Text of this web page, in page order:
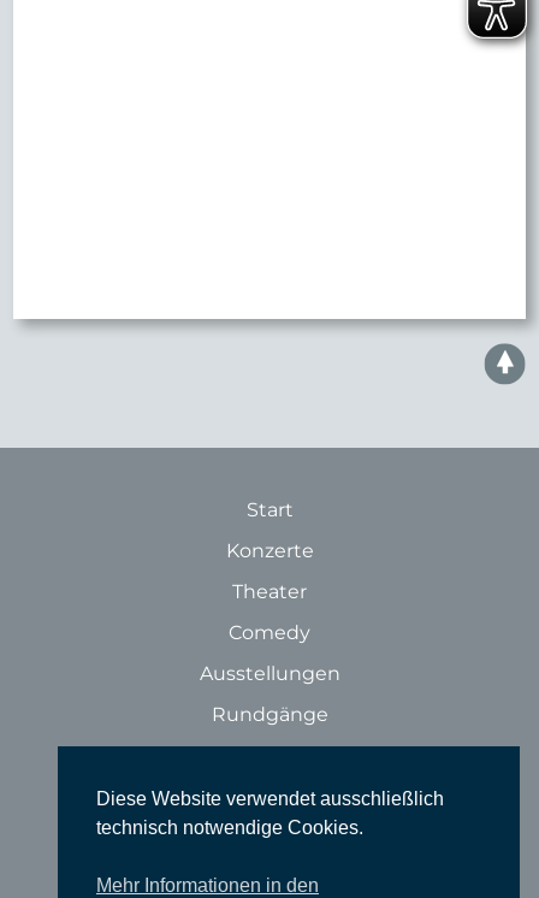
Start
Konzerte
Theater
Comedy
Ausstellungen
Rundgänge
Filme
Tanz
Sonstige Veranstaltungen
Diese Website verwendet ausschließlich
technisch notwendige Cookies.
Mehr Informationen in den